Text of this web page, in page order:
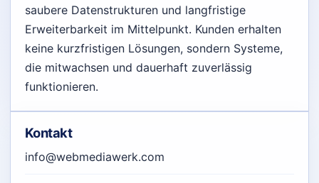
saubere Datenstrukturen und langfristige
Erweiterbarkeit im Mittelpunkt. Kunden erhalten
keine kurzfristigen Lösungen, sondern Systeme,
die mitwachsen und dauerhaft zuverlässig
funktionieren.
Kontakt
info@webmediawerk.com